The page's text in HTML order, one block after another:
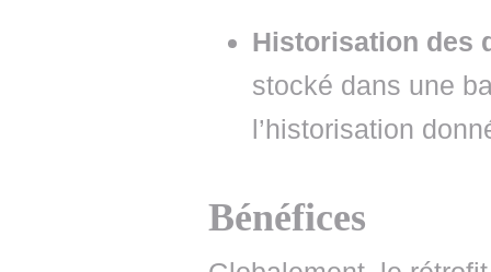
Historisation des
stocké dans une
l’historisation
Bénéfices